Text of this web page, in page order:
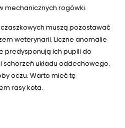
mechanicznych rogówki.
muszą pozostawać
weterynarii. Liczne anomalie
predysponują ich pupili do
układu oddechowego.
oczu. Warto mieć tę
rasy kota.